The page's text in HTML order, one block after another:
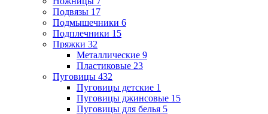
Подвязы 17
Подмышечники 6
Подплечники 15
Пряжки 32
Металлические 9
Пластиковые 23
Пуговицы 432
Пуговицы детские 1
Пуговицы джинсовые 15
Пуговицы для белья 5